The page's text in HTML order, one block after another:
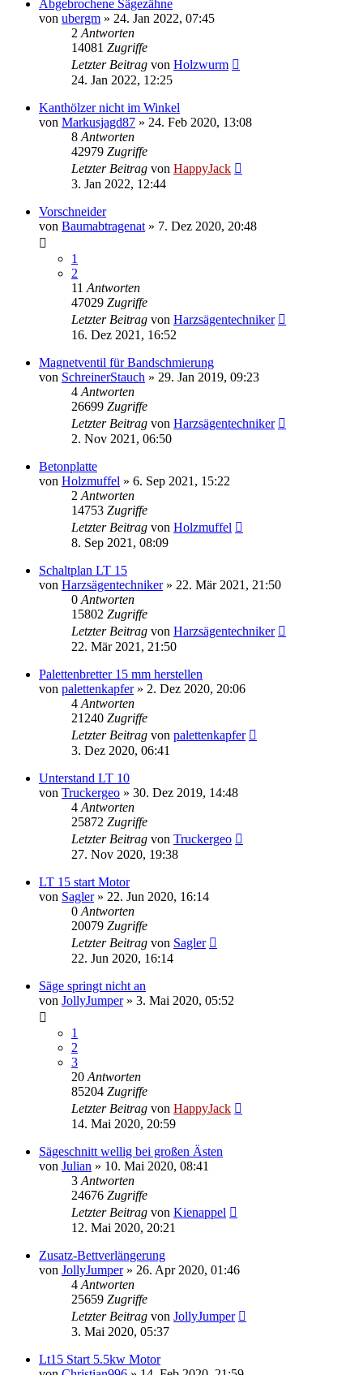
Abgebrochene Sägezähne
von ubergm » 24. Jan 2022, 07:45
2 Antworten
14081 Zugriffe
Letzter Beitrag von Holzwurm
24. Jan 2022, 12:25
Kanthölzer nicht im Winkel
von Markusjagd87 » 24. Feb 2020, 13:08
8 Antworten
42979 Zugriffe
Letzter Beitrag von HappyJack
3. Jan 2022, 12:44
Vorschneider
von Baumabtragenat » 7. Dez 2020, 20:48
1
2
11 Antworten
47029 Zugriffe
Letzter Beitrag von Harzsägentechniker
16. Dez 2021, 16:52
Magnetventil für Bandschmierung
von SchreinerStauch » 29. Jan 2019, 09:23
4 Antworten
26699 Zugriffe
Letzter Beitrag von Harzsägentechniker
2. Nov 2021, 06:50
Betonplatte
von Holzmuffel » 6. Sep 2021, 15:22
2 Antworten
14753 Zugriffe
Letzter Beitrag von Holzmuffel
8. Sep 2021, 08:09
Schaltplan LT 15
von Harzsägentechniker» 22. Mär 2021, 21:50
0 Antworten
15802 Zugriffe
Letzter Beitrag von Harzsägentechniker
22. Mär 2021, 21:50
Palettenbretter 15 mm herstellen
von palettenkapfer» 2. Dez 2020, 20:06
4 Antworten
21240 Zugriffe
Letzter Beitrag von palettenkapfer
3. Dez 2020, 06:41
Unterstand LT 10
von Truckergeo » 30. Dez 2019, 14:48
4 Antworten
25872 Zugriffe
Letzter Beitrag von Truckergeo
27. Nov 2020, 19:38
LT 15 start Motor
von Sagler» 22. Jun 2020, 16:14
0 Antworten
20079 Zugriffe
Letzter Beitrag von Sagler
22. Jun 2020, 16:14
Säge springt nicht an
von JollyJumper» 3. Mai 2020, 05:52
1
2
3
20 Antworten
85204 Zugriffe
Letzter Beitrag von HappyJack
14. Mai 2020, 20:59
Sägeschnitt wellig bei großen Ästen
von Julian » 10. Mai 2020, 08:41
3 Antworten
24676 Zugriffe
Letzter Beitrag von Kienappel
12. Mai 2020, 20:21
Zusatz-Bettverlängerung
von JollyJumper» 26. Apr 2020, 01:46
4 Antworten
25659 Zugriffe
Letzter Beitrag von JollyJumper
3. Mai 2020, 05:37
Lt15 Start 5.5kw Motor